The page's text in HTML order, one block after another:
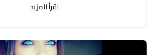
اقرأ المزيد